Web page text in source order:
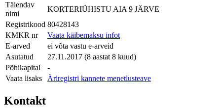
Täiendav
nimi
KORTERIÜHISTU AIA 9 JÄRVE
Registrikood 80428143
KMKR nr
Vaata käibemaksu infot
E-arved
ei võta vastu e-arveid
Asutatud
27.11.2017 (8 aastat 8 kuud)
Põhikapital
-
Vaata lisaks
Äriregistri kannete menetlusteave
Kontakt